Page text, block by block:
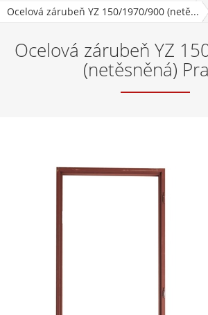
Ocelová zárubeň YZ 150/1970/900 (netě...
Ocelová zárubeň YZ
(netěsněná)